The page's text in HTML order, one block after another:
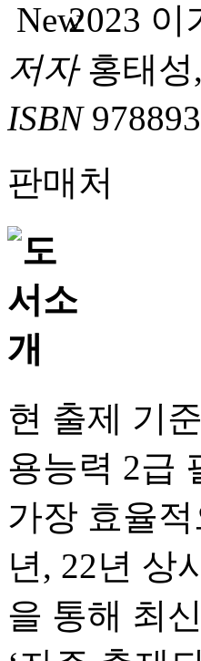
2023 이
저자홍태성
ISBN
판매처
현 출제 기
용능력 2급
가장 효율
년, 22년 상
을 통해 최